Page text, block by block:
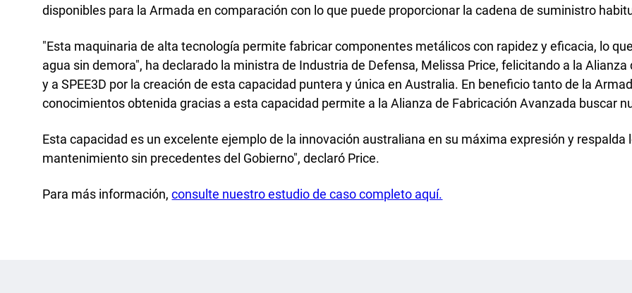
disponibles para la Armada en comparación con lo que puede proporcionar la cadena de suministro
"Esta maquinaria de alta tecnología permite fabricar componentes metálicos con rapidez y eficacia, lo
agua sin demora", ha declarado la ministra de Industria de Defensa, Melissa Price, felicitando a la
y a SPEE3D por la creación de esta capacidad puntera y única en Australia. En beneficio tanto de la
conocimientos obtenida gracias a esta capacidad permite a la Alianza de Fabricación Avanzada buscar
Esta capacidad es un excelente ejemplo de la innovación australiana en su máxima expresión y
mantenimiento sin precedentes del Gobierno", declaró Price.
Para más información,consulte nuestro estudio de caso completo aquí.